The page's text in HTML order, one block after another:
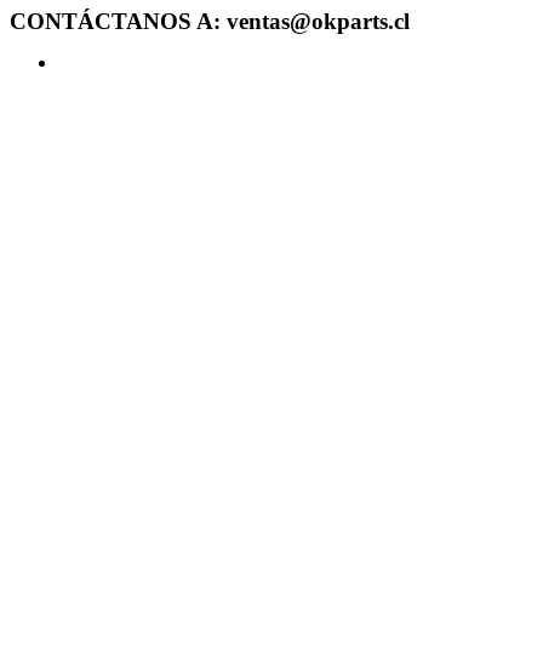
CONTÁCTANOS A: ventas@okparts.cl